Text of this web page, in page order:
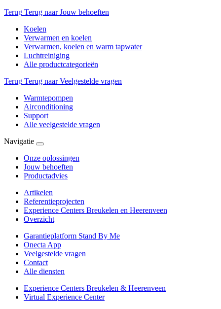
Terug Terug naar Jouw behoeften
Koelen
Verwarmen en koelen
Verwarmen, koelen en warm tapwater
Luchtreiniging
Alle productcategorieën
Terug Terug naar Veelgestelde vragen
Warmtepompen
Airconditioning
Support
Alle veelgestelde vragen
Navigatie
Onze oplossingen
Jouw behoeften
Productadvies
Artikelen
Referentieprojecten
Experience Centers Breukelen en Heerenveen
Overzicht
Garantieplatform Stand By Me
Onecta App
Veelgestelde vragen
Contact
Alle diensten
Experience Centers Breukelen & Heerenveen
Virtual Experience Center